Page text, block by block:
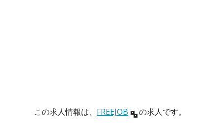
この求人情報は、 FREEJOB の求人です。